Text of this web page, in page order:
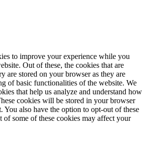
to improve your experience while you
Out of these, the cookies that are
are stored on your browser as they are
of basic functionalities of the website. We
that help us analyze and understand how
cookies will be stored in your browser
You also have the option to opt-out of these
some of these cookies may affect your